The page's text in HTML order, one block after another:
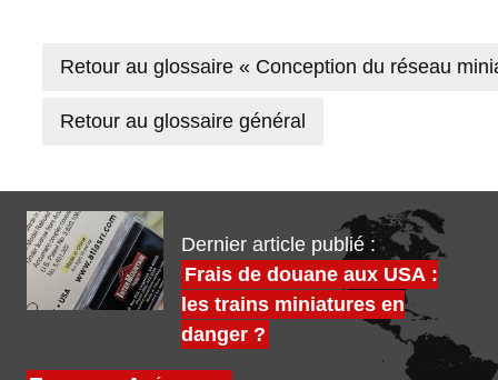
Retour au glossaire « Conception du réseau
Retour au glossaire général
Dernier article publié :
Frais de douane aux USA :
les trains miniatures en
danger ?